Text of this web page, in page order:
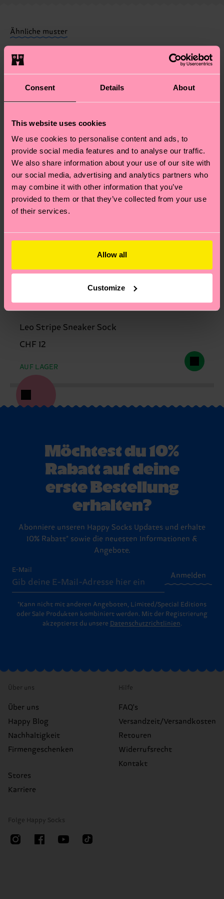
Consent Details About
This website uses cookies
We use cookies to personalise content and ads, to
provide social media features and to analyse our traffic.
We also share information about your use of our site with
our social media, advertising and analytics partners who
may combine it with other information that you’ve
provided to them or that they’ve collected from your use
of their services.
Allow all
Customize
dass es sich hierbei um einen Richtwert handelt
und die genaue Lieferzeit von der lokalen Post in
Du hast Fragen zu einer Retoure? In unserem
Hilfebereich im ArtikelRetouren
findest du die
am häufigsten gestellten Fragen.
Ähnliche muster
Neuheit
Leo Stripe Sneaker Sock
CHF 12
AUF LAGER
Möchtest du 10%
Rabatt auf deine
erste Bestellung
erhalten?
Abonniere unseren Happy Socks Updates und erhalte
10% Rabatt* sowie die neuesten Informationen &
Angebote.
E-Mail
Anmelden
*Kann nicht mit anderen Angeboten, Limited/Special Editions
oder Sale Produkten kombiniert werden. Mit der Registrierung
akzeptierst du unsere Datenschutzrichtlinien.
Über uns
Über uns
Happy Blog
Nachhaltigkeit
Firmengeschenken
Stores
Karriere
Hilfe
FAQ's
Versandzeit/Versandkosten
Retouren
Widerrufsrecht
Kontakt
Folge Happy Socks